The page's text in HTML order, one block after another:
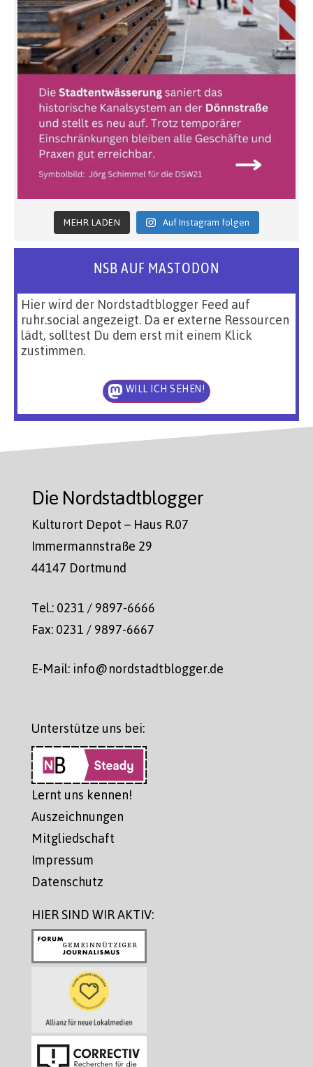
MEHR LADEN Auf Instagram folgen
NSB AUF MASTODON
Hier wird der Nordstadtblogger Feed auf
ruhr.social angezeigt. Da er externe Ressourcen
lädt, solltest Du dem erst mit einem Klick
zustimmen.
WILL ICH SEHEN!
Die Nordstadtblogger
Kulturort Depot – Haus R.07
Immermannstraße 29
44147 Dortmund
Tel.: 0231 / 9897-6666
Fax: 0231 / 9897-6667
E-Mail: info@nordstadtblogger.de
Unterstütze uns bei:
Lernt uns kennen!
Auszeichnungen
Mitgliedschaft
Impressum
Datenschutz
HIER SIND WIR AKTIV: